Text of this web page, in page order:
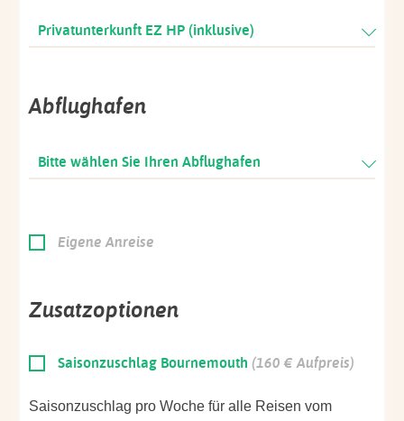
Privatunterkunft EZ HP (inklusive)
Abflughafen
Bitte wählen Sie Ihren Abflughafen
Eigene Anreise
Zusatzoptionen
Saisonzuschlag Bournemouth (160 € Aufpreis)
Saisonzuschlag pro Woche für alle Reisen vom